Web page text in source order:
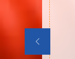
niveau des